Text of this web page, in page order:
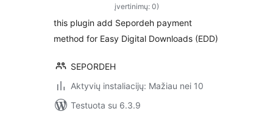
(EDD)
įvertinimų: 0)
this plugin add Sepordeh payment
method for Easy Digital Downloads (EDD)
SEPORDEH
Aktyvių instaliacijų: Mažiau nei 10
Testuota su 6.3.9